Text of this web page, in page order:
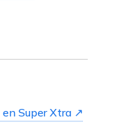
en Super Xtra ↗